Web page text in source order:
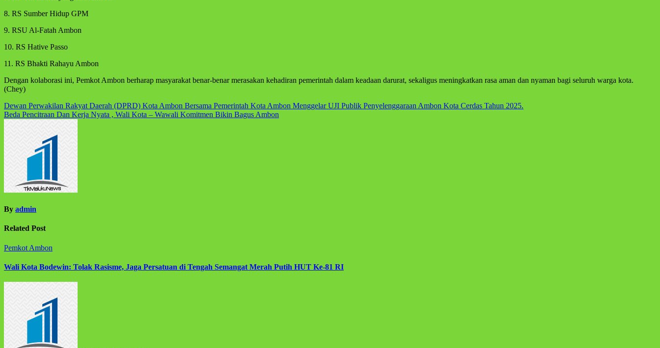
8. RS Sumber Hidup GPM
9. RSU Al-Fatah Ambon
10. RS Hative Passo
11. RS Bhakti Rahayu Ambon
Dengan kolaborasi ini, Pemkot Ambon berharap masyarakat benar-benar merasakan kehadiran pemerintah dalam keadaan darurat, sekaligus meningkatkan rasa aman dan nyaman bagi seluruh warga kota.
(Chey)
Navigasi
pos
Dewan Perwakilan Rakyat Daerah (DPRD) Kota Ambon Bersama Pemerintah Kota Ambon Menggelar UJI Publik Penyelenggaraan Ambon Kota Cerdas Tahun 2025.
Beda Pencitraan Dan Kerja Nyata , Wali Kota – Wawali Komitmen Bikin Bagus Ambon
By admin
Related Post
Pemkot Ambon
Wali Kota Bodewin: Tolak Rasisme, Jaga Persatuan di Tengah Semangat Merah Putih HUT Ke-81 RI